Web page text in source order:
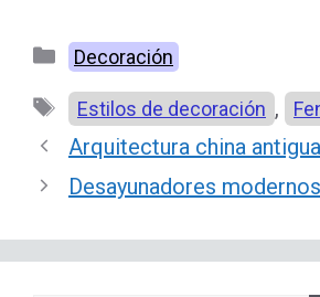
Categorías
Decoración
Etiquetas
Estilos de decoración ,
Arquitectura china antigua
Desayunadores